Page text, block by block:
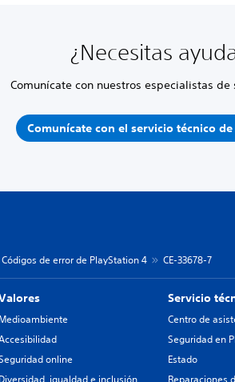
¿Necesitas
Comunícate con nuestros especialistas de
Comunícate con el servicio técnico
Códigos de error de PlayStation 4 CE-33678-7
Medioambiente
online
Diversidad, igualdad e inclusión
Servicio
Centro de
Seguridad en
Estado
Reparaciones